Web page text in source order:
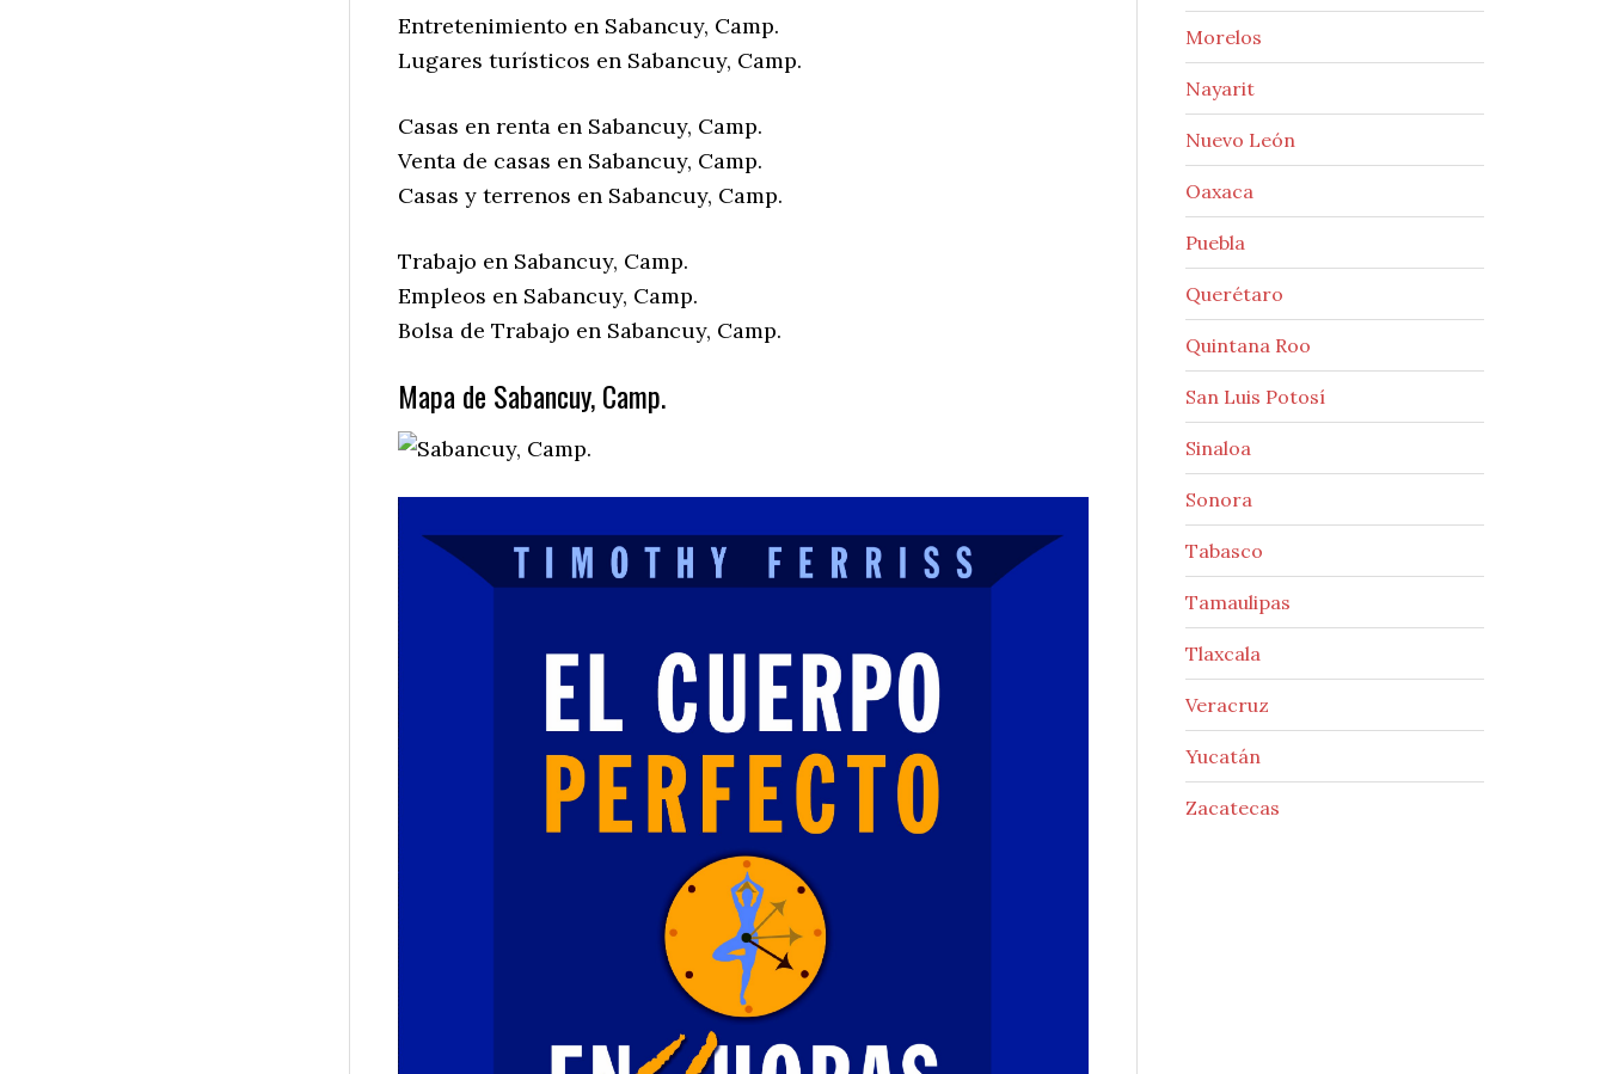
Entretenimiento en Sabancuy, Camp.
Lugares turísticos en Sabancuy, Camp.
Casas en renta en Sabancuy, Camp.
Venta de casas en Sabancuy, Camp.
Casas y terrenos en Sabancuy, Camp.
Trabajo en Sabancuy, Camp.
Empleos en Sabancuy, Camp.
Bolsa de Trabajo en Sabancuy, Camp.
Mapa de Sabancuy, Camp.
Morelos
Nayarit
Nuevo León
Oaxaca
Puebla
Querétaro
Quintana Roo
San Luis Potosí
Sinaloa
Sonora
Tabasco
Tamaulipas
Tlaxcala
Veracruz
Yucatán
Zacatecas